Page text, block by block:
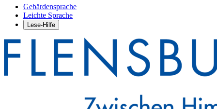
Gebärdensprache
Leichte Sprache
Lese-Hilfe